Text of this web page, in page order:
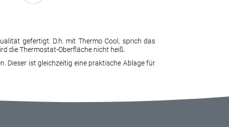
gefertigt. D.h. mit Thermo Cool, sprich das
die Thermostat-Oberfläche nicht heiß.
Dieser ist gleichzeitig eine praktische Ablage für